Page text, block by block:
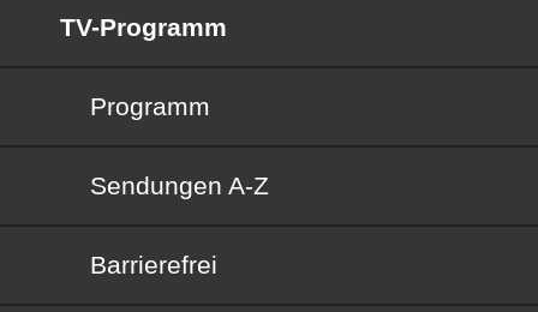
TV-Programm
Programm
Sendungen von A bis Z
Sendungen A-Z
Barrierefrei
Barrierefrei